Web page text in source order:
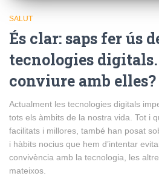
SALUT
És clar: saps fer ús
tecnologies
conviure amb elles?
Actualment les tecnologies digitals
tots els àmbits de la nostra vida. Tot i
facilitats i millores, també han posat
i hàbits nocius que hem d’intentar
convivència amb la tecnologia, les
mateixos.